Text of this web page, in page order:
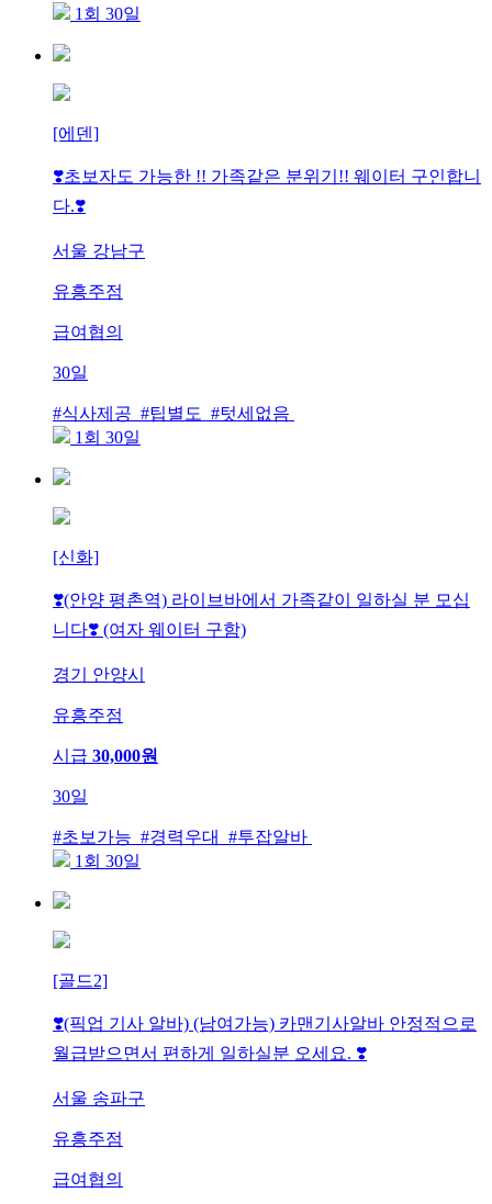
1회 30일
[에덴]
❣️초보자도 가능한 !! 가족같은 분위기!! 웨이터 구인합니
다.❣️
서울 강남구
유흥주점
급여협의
30일
#식사제공 #팁별도 #텃세없음
1회 30일
[신화]
❣️(안양 평촌역) 라이브바에서 가족같이 일하실 분 모십
니다❣️ (여자 웨이터 구함)
경기 안양시
유흥주점
시급 30,000원
30일
#초보가능 #경력우대 #투잡알바
1회 30일
[골드2]
❣️(픽업 기사 알바) (남여가능) 카맨기사알바 안정적으로
월급받으면서 편하게 일하실분 오세요. ❣️
서울 송파구
유흥주점
급여협의